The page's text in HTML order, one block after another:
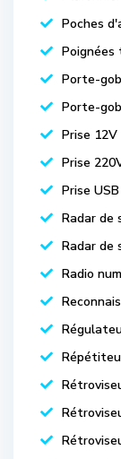
Poches
Poignées
Porte-
Porte-
Prise 12V
Prise
Prise USB
Radar de
Radar de
Radio